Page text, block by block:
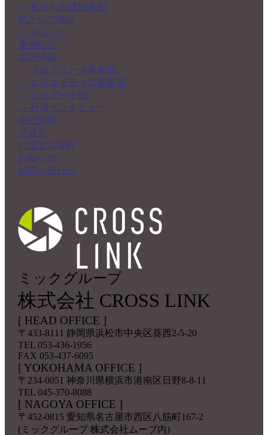
― 私たちの成功事例
私たちの強み
― メンバー
事例紹介
採用情報
― プロデュース事業部
― クリエイティブ事業部
― シェアード部
― 社員インタビュー
会社情報
ブログ
お役立ち資料
お知らせ
お問い合わせ
ミックグループ
株式会社 CROSS LINK
[ HEAD OFFICE ]
〒433-8111 静岡県浜松市中央区葵西2-5-20
TEL 053-436-1956
FAX 053-437-6095
[ YOKOHAMA OFFICE ]
〒234-0051 神奈川県横浜市港南区日野8-8-11
TEL 045-370-8088
[ NAGOYA OFFICE ]
〒452-0815 愛知県名古屋市西区八筋町167-2
(ミックグループ 株式会社ムーブ内)